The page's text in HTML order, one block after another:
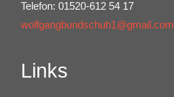
Telefon: 01520-612 54 17
wolfgangbundschuh1@gmail.com
Links